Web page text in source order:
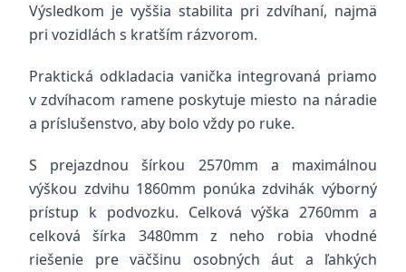
Výsledkom je vyššia stabilita pri zdvíhaní, najmä
pri vozidlách s kratším rázvorom.
Praktická odkladacia vanička integrovaná priamo
v zdvíhacom ramene poskytuje miesto na náradie
a príslušenstvo, aby bolo vždy po ruke.
S prejazdnou šírkou 2570mm a maximálnou
výškou zdvihu 1860mm ponúka zdvihák výborný
prístup k podvozku. Celková výška 2760mm a
celková šírka 3480mm z neho robia vhodné
riešenie pre väčšinu osobných áut a ľahkých